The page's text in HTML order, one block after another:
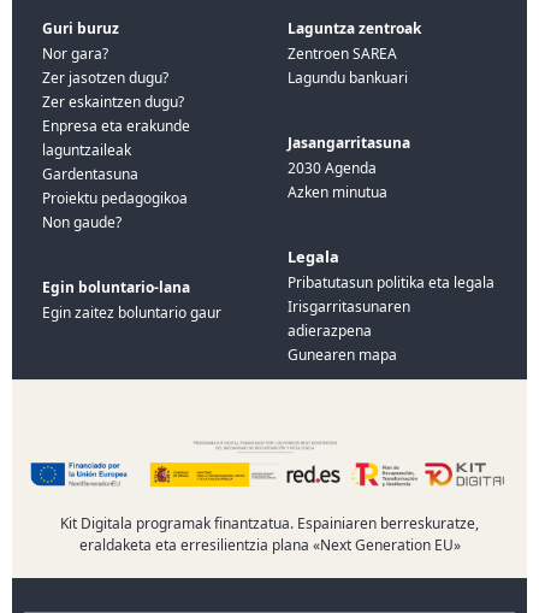
Guri buruz
Nor gara?
Zer jasotzen dugu?
Zer eskaintzen dugu?
Enpresa eta erakunde
laguntzaileak
Gardentasuna
Proiektu pedagogikoa
Non gaude?
Egin boluntario-lana
Egin zaitez boluntario gaur
Laguntza zentroak
Zentroen SAREA
Lagundu bankuari
Jasangarritasuna
2030 Agenda
Azken minutua
Legala
Pribatutasun politika eta legala
Irisgarritasunaren
adierazpena
Gunearen mapa
Kit Digitala programak finantzatua. Espainiaren berreskuratze,
eraldaketa eta erresilientzia plana «Next Generation EU»